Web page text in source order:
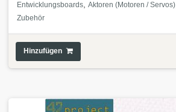
Entwicklungsboards Aktoren (Motoren / Servos)
Zubehör
Hinzufügen